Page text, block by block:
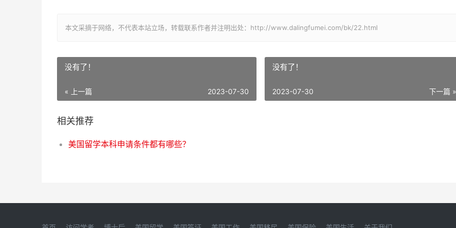
本文采摘于网络，不代表本站立场，转载联系作者并注明出处：http://www.dalingfumei.com/bk/22.html
没有了！
« 上一篇 2023-07-30
没有了！
下一篇 »
2023-07-30
相关推荐
美国留学本科申请条件都有哪些？